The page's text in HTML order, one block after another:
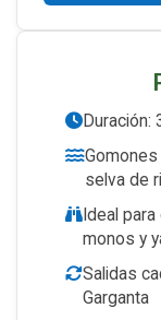
Duración:
selva de
Ideal
monos y
Salidas
Garganta